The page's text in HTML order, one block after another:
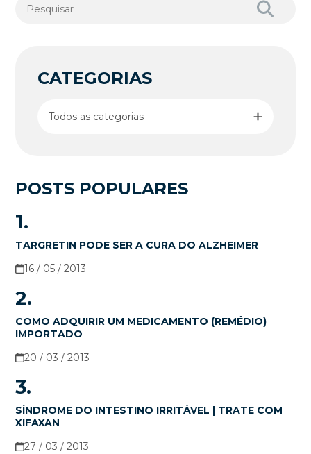
CATEGORIAS
Todos as categorias
POSTS POPULARES
1.
TARGRETIN PODE SER A CURA DO ALZHEIMER
16 / 05 / 2013
2.
COMO ADQUIRIR UM MEDICAMENTO (REMÉDIO)
IMPORTADO
20 / 03 / 2013
3.
SÍNDROME DO INTESTINO IRRITÁVEL | TRATE COM
XIFAXAN
27 / 03 / 2013